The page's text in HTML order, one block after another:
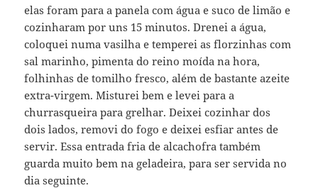
elas foram para a panela com água e suco de limão e
cozinharam por uns 15 minutos. Drenei a água,
coloquei numa vasilha e temperei as florzinhas com
sal marinho, pimenta do reino moída na hora,
folhinhas de tomilho fresco, além de bastante azeite
extra-virgem. Misturei bem e levei para a
churrasqueira para grelhar. Deixei cozinhar dos
dois lados, removi do fogo e deixei esfiar antes de
servir. Essa entrada fria de alcachofra também
guarda muito bem na geladeira, para ser servida no
dia seguinte.